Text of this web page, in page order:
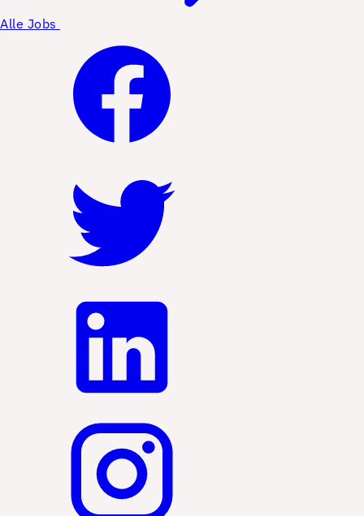
Alle Jobs